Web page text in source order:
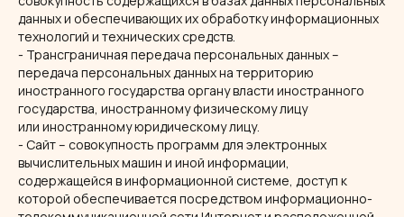
данных и обеспечивающих их обработку информационных
технологий и технических средств.
- Трансграничная передача персональных данных –
передача персональных данных на территорию
иностранного государства органу власти иностранного
государства, иностранному физическому лицу
или иностранному юридическому лицу.
- Сайт – совокупность программ для электронных
вычислительных машин и иной информации,
содержащейся в информационной системе, доступ к
которой обеспечивается посредством информационно-